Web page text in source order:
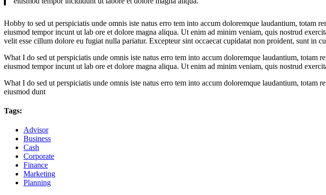
Hobby to sed ut perspiciatis unde omnis iste natus erro tem into accum doloremque laudantium, totam
eiusmod tempor incunt ut lab ore et dolore magna aliqua. Ut enim ad minim veniam, quis nostrud
velit esse cillum dolore eu fugiat nulla pariatur. Excepteur sint occaecat cupidatat non proident, sunt in
What I do sed ut perspiciatis unde omnis iste natus erro tem into accum doloremque laudantium,
eiusmod tempor incunt ut lab ore et dolore magna aliqua. Ut enim ad minim veniam, quis nostrud
What I do sed ut perspiciatis unde omnis iste natus erro tem into accum doloremque laudantium,
eiusmod dunt
Tags:
Advisor
Business
Cash
Corporate
Finance
Marketing
Planning